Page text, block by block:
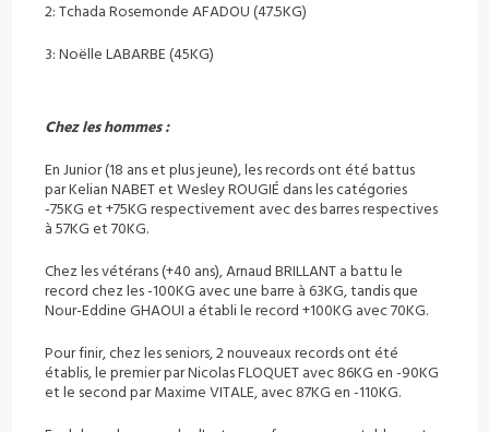
2: Tchada Rosemonde AFADOU (47.5KG)
3: Noëlle LABARBE (45KG)
Chez les hommes :
En Junior (18 ans et plus jeune), les records ont été battus
parKelian NABET et Wesley ROUGIÉ dans les catégories
-75KG et +75KG respectivement avec des barres respectives
à 57KG et 70KG.
Chez les vétérans (+40 ans), Arnaud BRILLANT a battu le
record chez les -100KG avec une barre à 63KG, tandis que
Nour-Eddine GHAOUI a établi le record +100KG avec 70KG.
Pour finir, chez les seniors, 2 nouveaux records ont été
établis, le premier parNicolas FLOQUET avec 86KG en -90KG
et le second par Maxime VITALE, avec 87KG en-110KG.